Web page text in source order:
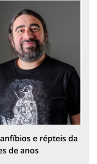
e répteis da
de anos